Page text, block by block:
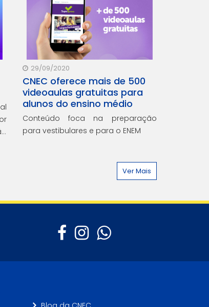
29/09/2020
CNEC oferece mais de 500
videoaulas gratuitas para
alunos do ensino médio
Conteúdo foca na preparação
para vestibulares e para o ENEM
Ver Mais